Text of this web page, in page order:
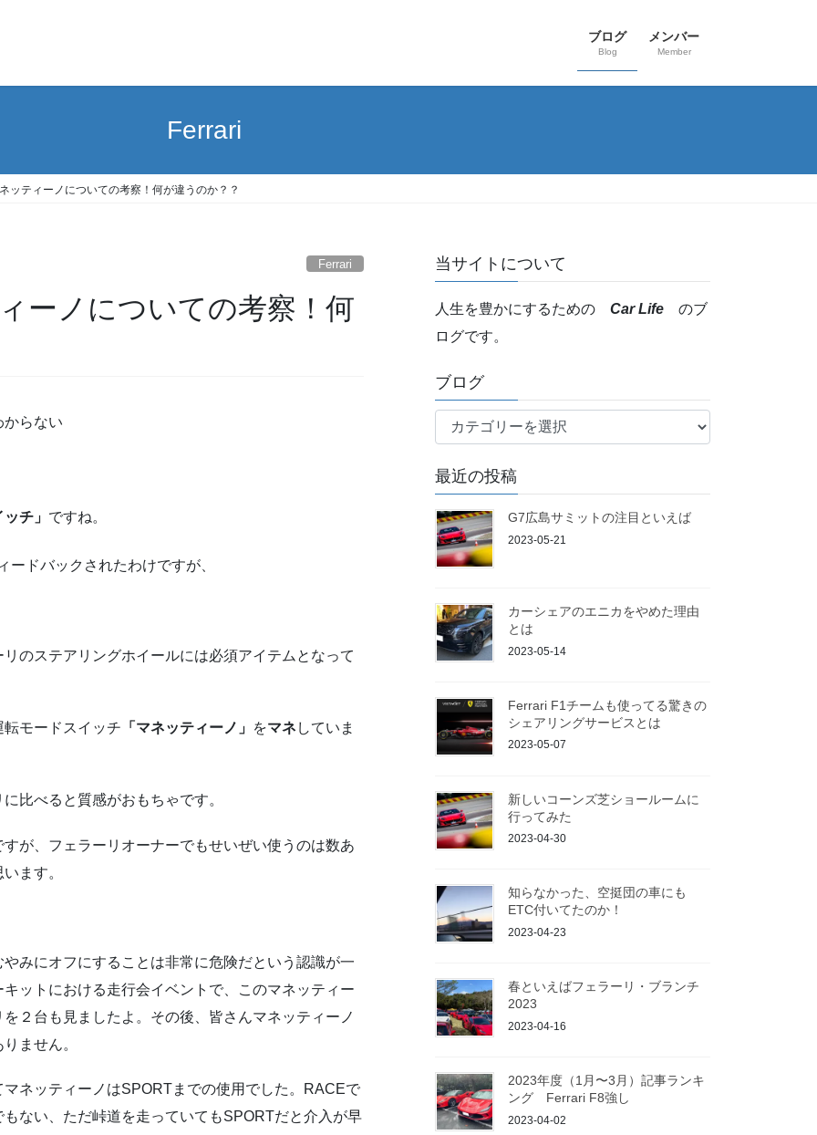
ブログ
Blog
メンバー
Member
Ferrari
ッティーノについての考察！何が違うのか？？
Ferrari
ーノについての考察！何
からない
チ」 ですね。
ドバックされたわけですが、
のステアリングホイールには必須アイテムとなって
モードスイッチ 「マネッティーノ」 をマネ していま
比べると質感がおもちゃです。
が、フェラーリオーナーでもせいぜい使うのは数あ
ます。
みにオフにすることは非常に危険だという認識が一
ットにおける走行会イベントで、このマネッティー
２台も見ましたよ。その後、皆さんマネッティーノ
ません。
ネッティーノはSPORTまでの使用でした。RACEで
ない、ただ峠道を走っていてもSPORTだと介入が早
当サイトについて
人生を豊かにするためのCar Lifeのブ
ログです。
ブログ
ロ
最近の投稿
G7広島サミットの注目といえば
2023-05-21
カーシェアのエニカをやめた理由
とは
2023-05-14
Ferrari F1チームも使ってる驚きの
シェアリングサービスとは
2023-05-07
新しいコーンズ芝ショールームに
行ってみた
2023-04-30
知らなかった、空挺団の車にも
ETC付いてたのか！
2023-04-23
春といえばフェラーリ・ブランチ
2023
2023-04-16
2023年度（1月〜3月）記事ランキ
ング Ferrari F8強し
2023-04-02